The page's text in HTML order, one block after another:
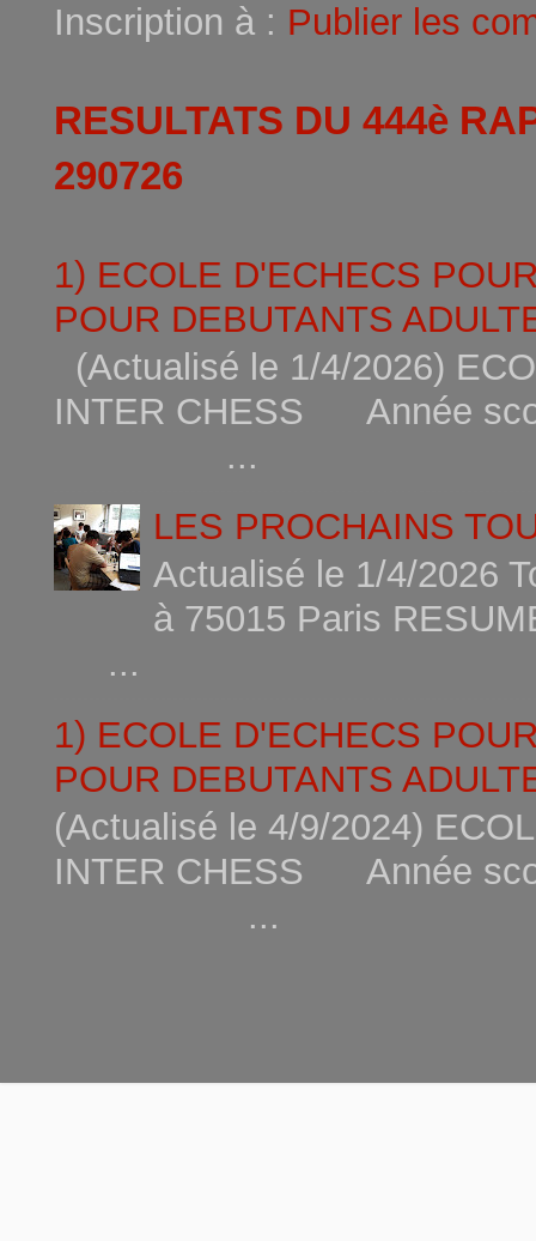
Inscription à : Publier les
RESULTATS DU 444è
290726
1) ECOLE D'ECHECS
POUR DEBUTANTS
(Actualisé le 1/4/2026)
INTER CHESS Année
...
LES PROCHAINS
Actualisé le 1/4/2026
à 75015
...
1) ECOLE D'ECHECS
POUR DEBUTANTS
(Actualisé le 4/9/2024)
INTER CHESS Année
...